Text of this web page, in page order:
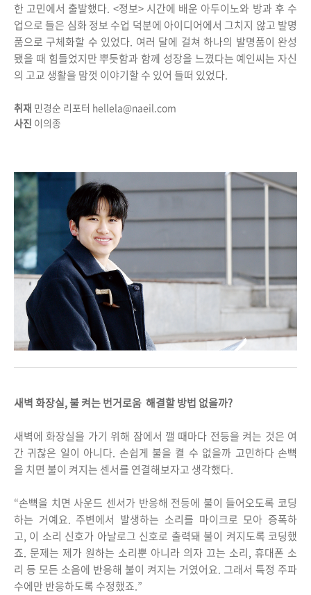
한 고민에서 출발했다. <정보> 시간에 배운 아두이노와 방과 후 수
업으로 들은 심화 정보 수업 덕분에 아이디어에서 그치지 않고 발명
품으로 구체화할 수 있었다. 여러 달에 걸쳐 하나의 발명품이 완성
됐을 때 힘들었지만 뿌듯함과 함께 성장을 느꼈다는 예인씨는 자신
의 고교 생활을 맘껏 이야기할 수 있어 들떠 있었다.
취재 민경순 리포터 hellela@naeil.com
사진 이의종
새벽 화장실, 불 켜는 번거로움 해결할 방법 없을까?
새벽에 화장실을 가기 위해 잠에서 깰 때마다 전등을 켜는 것은 여
간 귀찮은 일이 아니다. 손쉽게 불을 켤 수 없을까 고민하다 손뼉
을 치면 불이 켜지는 센서를 연결해보자고 생각했다.
“손뼉을 치면 사운드 센서가 반응해 전등에 불이 들어오도록 코딩
하는 거예요. 주변에서 발생하는 소리를 마이크로 모아 증폭하
고, 이 소리 신호가 아날로그 신호로 출력돼 불이 켜지도록 코딩했
죠. 문제는 제가 원하는 소리뿐 아니라 의자 끄는 소리, 휴대폰 소
리 등 모든 소음에 반응해 불이 켜지는 거였어요. 그래서 특정 주파
수에만 반응하도록 수정했죠.”